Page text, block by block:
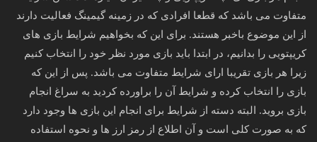
متفاوت می باشد که قطعا افرادی که در زمینه گیمینگ فعالیت دارند
از این موضوع باخبر هستند. برای این که بخواهیم شرایط بازی های
کریپتویی را بدانیم، در ابتدا باید بازی مورد نظر خود را انتخاب کنیم
زیرا هر بازی تقریبا ارای شرایط متفاوت می باشد. پس از این که
بازی را انتخاب کرده و شرایط آن را براورده کردید به سراغ انجام
بازی بروید‌. البته دسته از شرایط برای انجام این بازی ها وجود دارد
که به صورت کلی است و آن اطلاع از رمز ارز ها و نحوه استفاده